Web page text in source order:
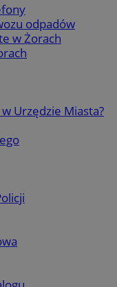
odpadów
w Żorach
w Urzędzie Miasta?